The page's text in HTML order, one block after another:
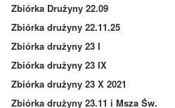
Zbiórka Drużyny 22.09
Zbiórka drużyny 22.11.25
Zbiórka drużyny 23 I
Zbiórka drużyny 23 IX
Zbiórka drużyny 23 X 2021
Zbiórka drużyny 23.11 i Msza Św.